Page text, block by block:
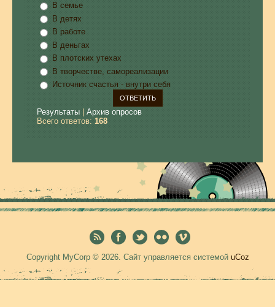
В семье
В детях
В работе
В деньгах
В плотских утехах
В творчестве, самореализации
Источник счастья - внутри себя
Результаты
Архив опросов
Всего ответов: 168
Copyright MyCorp © 2026. Сайт управляется системой uCoz